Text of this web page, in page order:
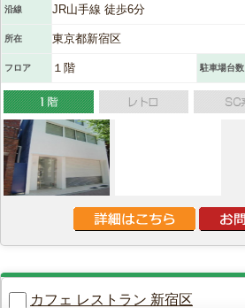
沿線 JR山手線 徒歩6分
所在 東京都新宿区
フロア １階 駐車場台数
カフェ レストラン 新宿区